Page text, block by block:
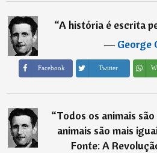
“A história é escrita
―George
Facebook Twitter
“Todos os animais
animais são mais
Fonte: A